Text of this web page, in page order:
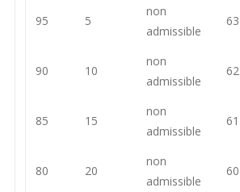
95 5
non
admissible
63
90 10
non
admissible
62
85 15
non
admissible
61
80 20
non
admissible
60